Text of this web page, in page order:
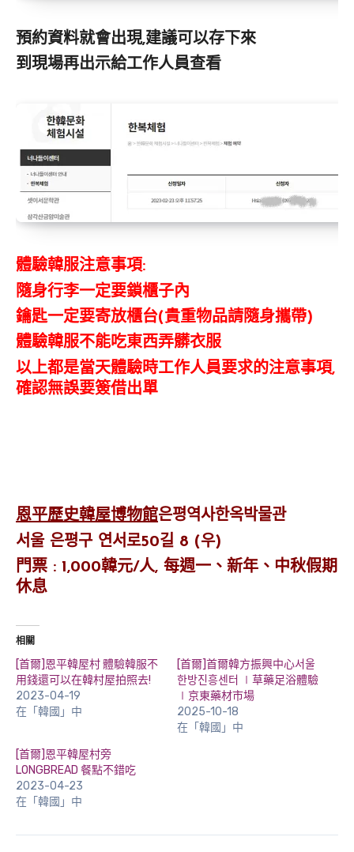
預約資料就會出現,建議可以存下來
到現場再出示給工作人員查看
體驗韓服注意事項:
隨身行李一定要鎖櫃子內
鑰匙一定要寄放櫃台(貴重物品請隨身攜帶)
體驗韓服不能吃東西弄髒衣服
以上都是當天體驗時工作人員要求的注意事項,
確認無誤要簽借出單
恩平歷史韓屋博物館은평역사한옥박물관
서울 은평구 연서로50길 8 (우)
門票 : 1,000韓元/人, 每週一、新年、中秋假期
休息
相關
[首爾]恩平韓屋村 體驗韓服不
用錢還可以在韓村屋拍照去!
2023-04-19
在「韓國」中
[首爾]首爾韓方振興中心서울
한방진흥센터 ∣草藥足浴體驗
∣京東藥材市場
2025-10-18
在「韓國」中
[首爾]恩平韓屋村旁
LONGBREAD 餐點不錯吃
2023-04-23
在「韓國」中